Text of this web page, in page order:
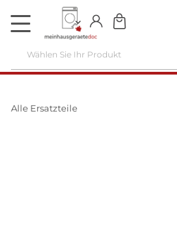
DE
Alle Ersatzteile